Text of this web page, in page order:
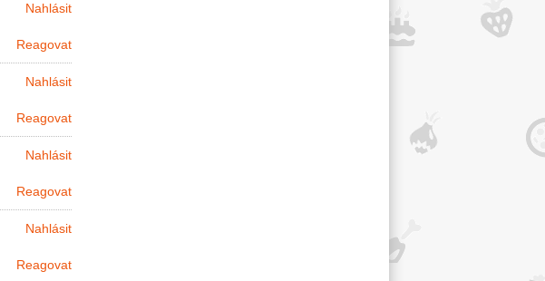
Nahlásit
Reagovat
Nahlásit
Reagovat
Nahlásit
Reagovat
Nahlásit
Reagovat